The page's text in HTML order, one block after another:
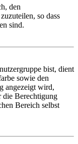
den
so dass
sind.
bist, dient
sowie den
angezeigt wird,
die Berechtigung
Bereich selbst